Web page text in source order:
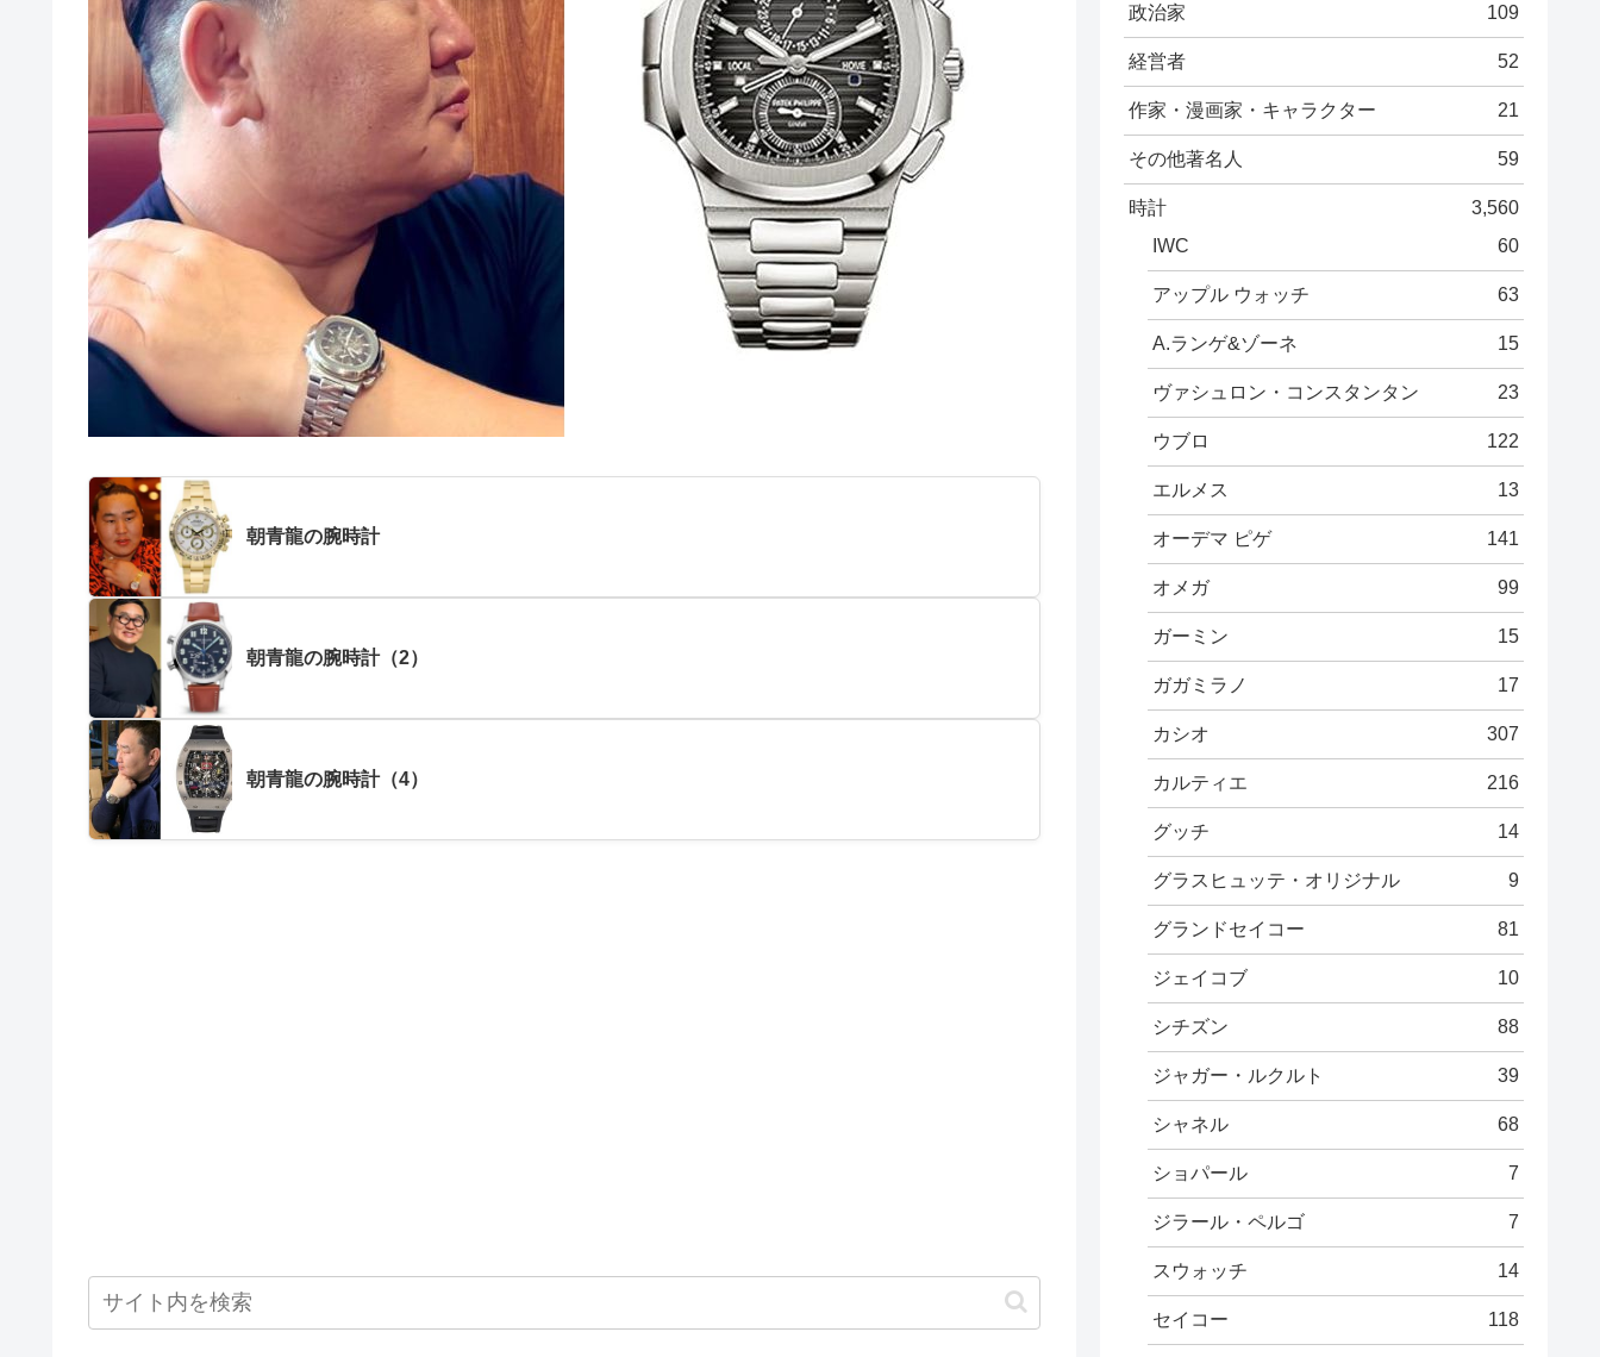
朝青龍の腕時計
朝青龍の腕時計（2）
朝青龍の腕時計（4）
政治家 109
経営者 52
作家・漫画家・キャラクター 21
その他著名人 59
時計
3,560
IWC
60
アップル ウォッチ 63
A.ランゲ&ゾーネ 15
ヴァシュロン・コンスタンタン 23
ウブロ 122
エルメス 13
オーデマ ピゲ 141
オメガ 99
ガーミン 15
ガガミラノ 17
カシオ 307
カルティエ 216
グッチ 14
グラスヒュッテ・オリジナル 9
グランドセイコー 81
ジェイコブ 10
シチズン 88
ジャガー・ルクルト 39
シャネル 68
ショパール 7
ジラール・ペルゴ 7
スウォッチ 14
セイコー 118